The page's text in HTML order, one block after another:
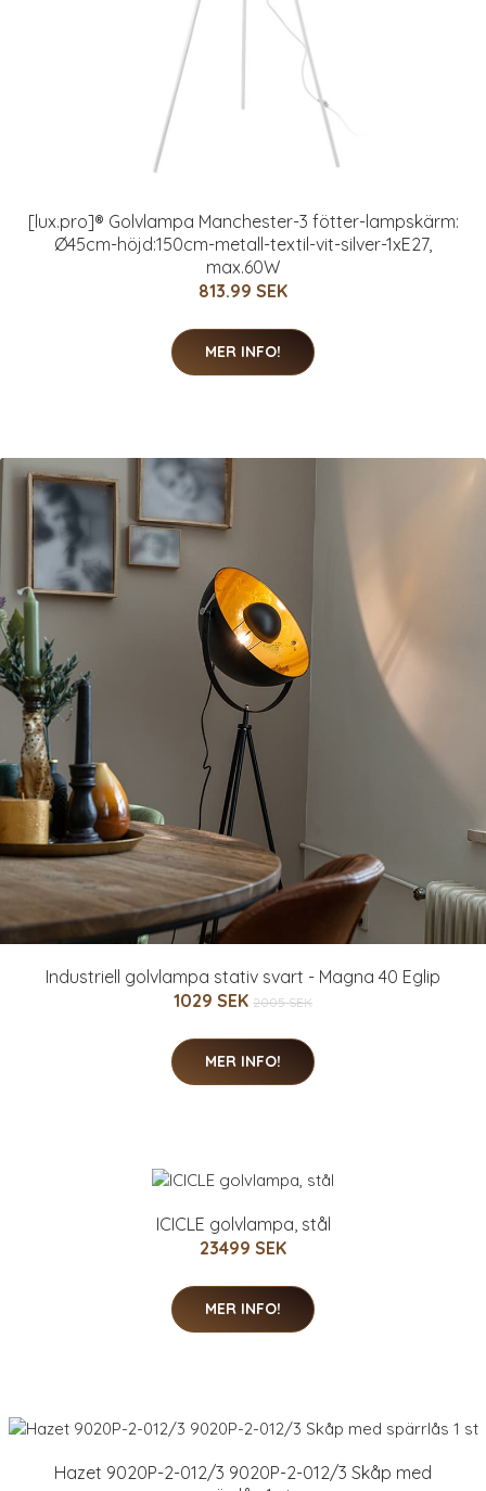
[lux.pro]® Golvlampa Manchester-3 fötter-lampskärm:
Ø45cm-höjd:150cm-metall-textil-vit-silver-1xE27,
max.60W
813.99 SEK
MER INFO!
Industriell golvlampa stativ svart - Magna 40 Eglip
1029 SEK 2005 SEK
MER INFO!
ICICLE golvlampa, stål
23499 SEK
MER INFO!
Hazet 9020P-2-012/3 9020P-2-012/3 Skåp med